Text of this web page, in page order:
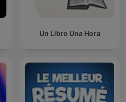
Un Libro Una Hora